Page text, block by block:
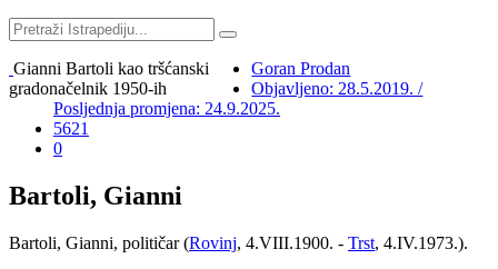
Gianni Bartoli kao tršćanski
gradonačelnik 1950-ih
Goran Prodan
Objavljeno: 28.5.2019. /
Posljednja promjena: 24.9.2025.
5621
0
Bartoli, Gianni
Bartoli, Gianni, političar (Rovinj, 4.VIII.1900. - Trst, 4.IV.1973.).